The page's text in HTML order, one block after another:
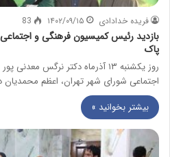
فریده خدادادی ۱۴۰۲/۰۹/۱۵ 83
بازدید رئیس کمیسیون فرهنگی و
پاک
روز یکشنبه ۱۳ آذرماه دکتر نرگس
اجتماعی شورای شهر تهران، اعظم محمدیان
بیشتر بخوانید »